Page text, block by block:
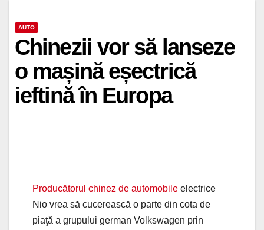
AUTO
Chinezii vor să lanseze
o mașină eșectrică
ieftină în Europa
Producătorul chinez de automobile electrice
Nio vrea să cucerească o parte din cota de
piaţă a grupului german Volkswagen prin